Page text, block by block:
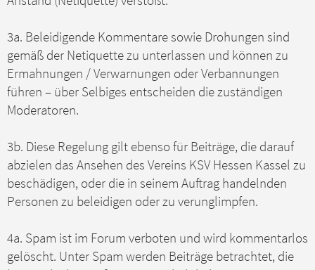
3a. Beleidigende Kommentare sowie Drohungen sind
gemäß der Netiquette zu unterlassen und können zu
Ermahnungen / Verwarnungen oder Verbannungen
führen – über Selbiges entscheiden die zuständigen
Moderatoren.
3b. Diese Regelung gilt ebenso für Beiträge, die darauf
abzielen das Ansehen des Vereins KSV Hessen Kassel zu
beschädigen, oder die in seinem Auftrag handelnden
Personen zu beleidigen oder zu verunglimpfen.
4a. Spam ist im Forum verboten und wird kommentarlos
gelöscht. Unter Spam werden Beiträge betrachtet, die